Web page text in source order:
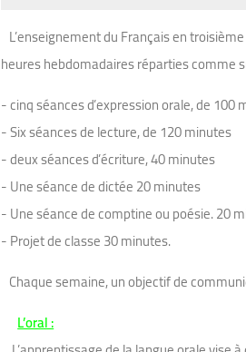
L’enseignement du Français en
heures hebdomadaires réparties comme
-cinq séances d’expression orale, de 100
-Six séances de lecture, de 120 minutes
-deux séances d’écriture, 40 minutes
-Une séance de dictée 20 minutes
-Une séance de comptine ou poésie. 20
-Projet de classe 30 minutes.
Chaque semaine, un objectif de
L’oral :